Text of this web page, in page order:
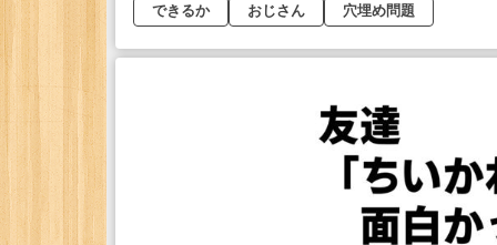
できるか おじさん 穴埋め問題